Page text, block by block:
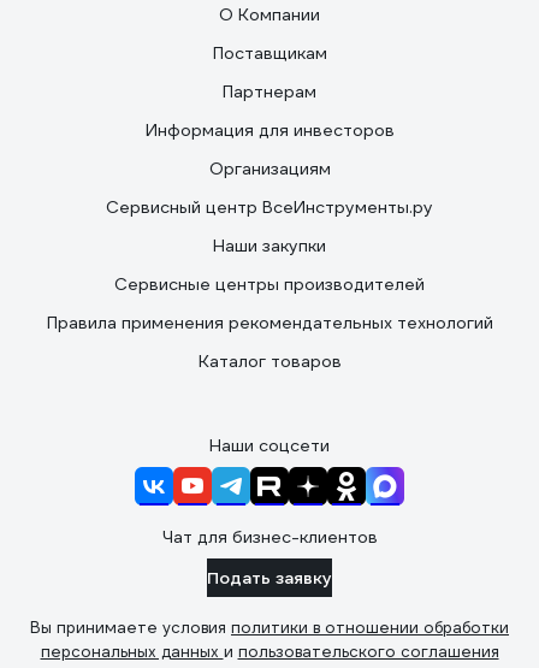
О Компании
Поставщикам
Партнерам
Информация для инвесторов
Организациям
Сервисный центр ВсеИнструменты.ру
Наши закупки
Сервисные центры производителей
Правила применения рекомендательных технологий
Каталог товаров
Наши соцсети
Чат для бизнес-клиентов
Подать заявку
Вы принимаете условия политики в отношении обработки
персональных данных и пользовательского соглашения